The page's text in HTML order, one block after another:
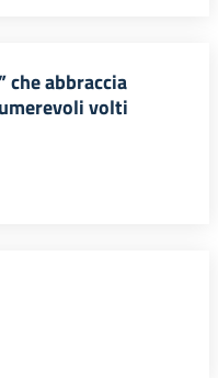
che abbraccia
volti